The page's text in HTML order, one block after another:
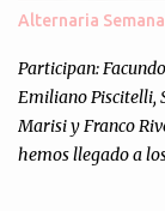
s
Alternaria
Participan:
Emiliano Piscitelli,
Marisi y Franco
hemos llegado a